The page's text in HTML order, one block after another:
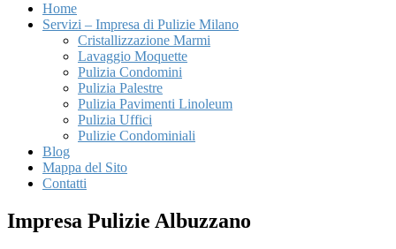
Home
Servizi – Impresa di Pulizie Milano
Cristallizzazione Marmi
Lavaggio Moquette
Pulizia Condomini
Pulizia Palestre
Pulizia Pavimenti Linoleum
Pulizia Uffici
Pulizie Condominiali
Blog
Mappa del Sito
Contatti
Impresa Pulizie Albuzzano